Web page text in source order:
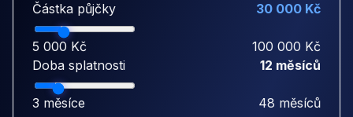
Částka půjčky 30 000 Kč
5 000 Kč
100 000 Kč
Doba splatnosti
12 měsíců
3 měsíce 48 měsíců